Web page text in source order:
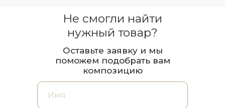
Не смогли найти
нужный товар?
Оставьте заявку и мы
поможем подобрать вам
композицию